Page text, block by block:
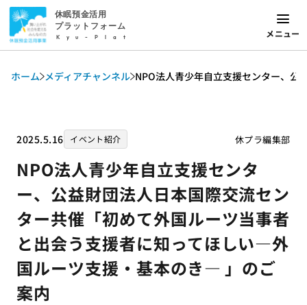
休眠預金活用
プラットフォーム
Kyu-Plat メニュー
ホーム メディアチャンネル NPO法人青少年自立支援センター、
2025.5.16 イベント紹介 休プラ編集部
NPO法人青少年自立支援センタ
ー、公益財団法人日本国際交流セン
ター共催「初めて外国ルーツ当事者
と出会う支援者に知ってほしい―外
国ルーツ支援・基本のき― 」のご
案内